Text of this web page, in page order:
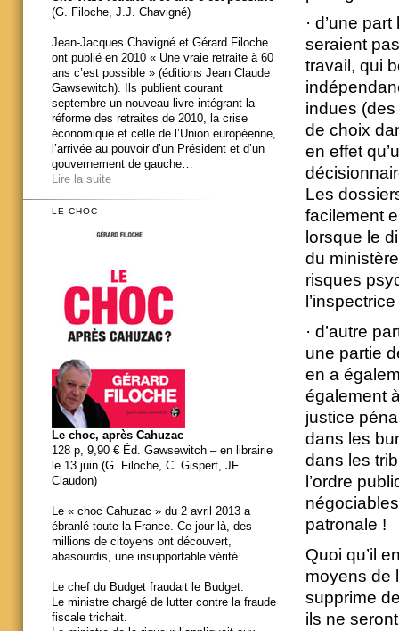
· d’une
seraient
travail, qui
indues
de choix
en effet
Les
facilement
lorsque le
du
risques
· d’autre
une partie
en a
également
justice
dans les
dans les
l’ordre
patronale !
Quoi qu’il
moyens de
supprime
ils ne
(G. Filoche, J.J. Chavigné)
Jean-Jacques Chavigné et Gérard Filoche
ont publié en 2010 « Une vraie retraite à 60
ans c’est possible » (éditions Jean Claude
Gawsewitch). Ils publient courant
septembre un nouveau livre intégrant la
réforme des retraites de 2010, la crise
économique et celle de l’Union européenne,
l’arrivée au pouvoir d’un Président et d’un
gouvernement de gauche…
Lire la suite
LE CHOC
Le choc, après Cahuzac
128 p, 9,90 € Éd. Gawsewitch – en librairie
le 13 juin (G. Filoche, C. Gispert, JF
Claudon)
Le « choc Cahuzac » du 2 avril 2013 a
ébranlé toute la France. Ce jour-là, des
millions de citoyens ont découvert,
abasourdis, une insupportable vérité.
Le chef du Budget fraudait le Budget.
Le ministre chargé de lutter contre la fraude
fiscale trichait.